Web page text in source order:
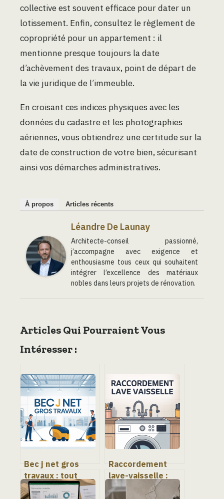
collective est souvent efficace pour dater un
lotissement. Enfin, consultez le règlement de
copropriété pour un appartement : il
mentionne presque toujours la date
d’achèvement des travaux, point de départ de
la vie juridique de l’immeuble.
En croisant ces indices physiques avec les
données du cadastre et les photographies
aériennes, vous obtiendrez une certitude sur la
date de construction de votre bien, sécurisant
ainsi vos démarches administratives.
À propos Articles récents
Léandre De Launay
Architecte-conseil passionné,
j’accompagne avec exigence et
enthousiasme tous ceux qui souhaitent
intégrer l’excellence des matériaux
nobles dans leurs projets de rénovation.
Articles Qui Pourraient Vous
Intéresser :
Bec j net gros
travaux : tout
comprendre sur
Raccordement
lave-vaisselle :
étapes, normes et